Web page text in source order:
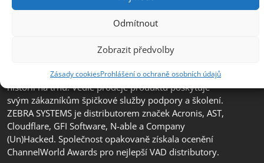
Odmítnout
Zobrazit předvolby
Zásady cookiesProhlášení o ochraně osobních údajů
Společnost ZEBRA SYSTEMS, s.r.o. je předním
IT bezpečnosti, ochrany dat a business continuity v
Evropě. Jedná se o rodinnou firmu s třicetiletou
historií na trhu. Vedle prodeje produktů poskytuje
svým zákazníkům špičkové služby podpory a školení.
ZEBRA SYSTEMS je distributorem značek Acronis, AST,
Cloudflare, GFI Software, N-able a Company
(Un)Hacked. Společnost opakovaně získala ocenění
ChannelWorld Awards pro nejlepší VAD distributory.